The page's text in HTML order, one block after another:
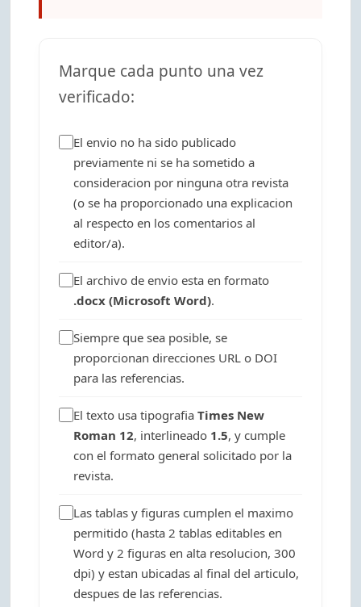
Marque cada punto una vez
verificado:
El envio no ha sido publicado
previamente ni se ha sometido a
consideracion por ninguna otra revista
(o se ha proporcionado una explicacion
al respecto en los comentarios al
editor/a).
El archivo de envio esta en formato
.docx (Microsoft Word).
Siempre que sea posible, se
proporcionan direcciones URL o DOI
para las referencias.
El texto usa tipografia Times New
Roman 12, interlineado 1.5, y cumple
con el formato general solicitado por la
revista.
Las tablas y figuras cumplen el maximo
permitido (hasta 2 tablas editables en
Word y 2 figuras en alta resolucion, 300
dpi) y estan ubicadas al final del articulo,
despues de las referencias.